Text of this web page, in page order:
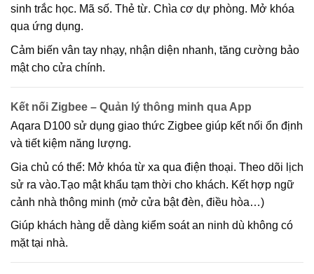
sinh trắc học. Mã số. Thẻ từ. Chìa cơ dự phòng. Mở khóa
qua ứng dụng.
Cảm biến vân tay nhạy, nhận diện nhanh, tăng cường bảo
mật cho cửa chính.
Kết nối Zigbee – Quản lý thông minh qua App
Aqara D100 sử dụng giao thức Zigbee giúp kết nối ổn định
và tiết kiệm năng lượng.
Gia chủ có thể: Mở khóa từ xa qua điện thoại. Theo dõi lịch
sử ra vào.Tạo mật khẩu tạm thời cho khách. Kết hợp ngữ
cảnh nhà thông minh (mở cửa bật đèn, điều hòa…)
Giúp khách hàng dễ dàng kiểm soát an ninh dù không có
mặt tại nhà.